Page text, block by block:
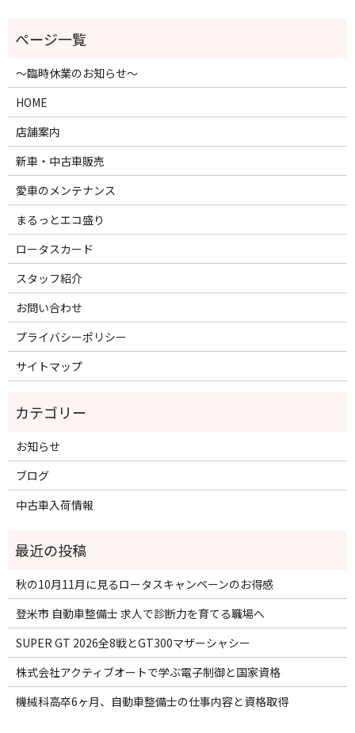
～臨時休業のお知らせ～
HOME
店舗案内
新車・中古車販売
愛車のメンテナンス
まるっとエコ盛り
ロータスカード
スタッフ紹介
お問い合わせ
プライバシーポリシー
サイトマップ
お知らせ
ブログ
中古車入荷情報
秋の10月11月に見るロータスキャンペーンのお得感
登米市 自動車整備士 求人で診断力を育てる職場へ
SUPER GT 2026全8戦とGT300マザーシャシー
株式会社アクティブオートで学ぶ電子制御と国家資格
機械科高卒6ヶ月、自動車整備士の仕事内容と資格取得